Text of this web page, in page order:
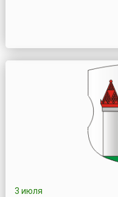
3 июля